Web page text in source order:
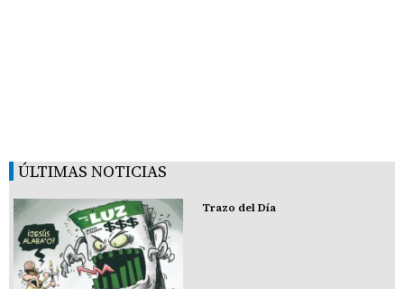
ÚLTIMAS NOTICIAS
Trazo del Día